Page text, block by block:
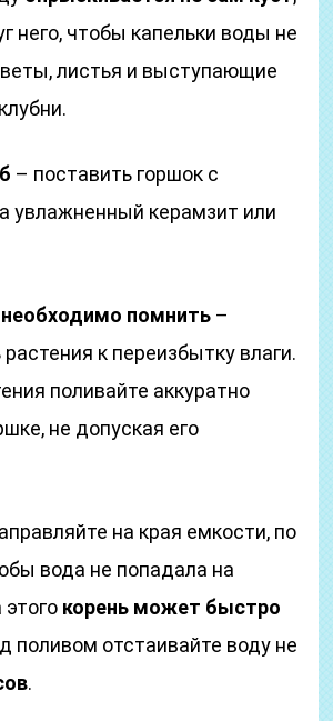
него, чтобы капельки воды не
листья и выступающие
– поставить горшок с
увлажненный керамзит или
необходимо помнить –
к переизбытку влаги.
поливайте аккуратно
не допуская его
на края емкости, по
вода не попадала на
этого корень может быстро
поливом отстаивайте воду не
.